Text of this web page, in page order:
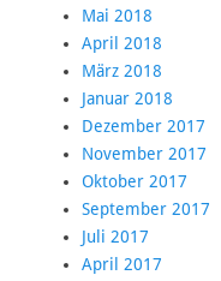
Mai 2018
April 2018
März 2018
Januar 2018
Dezember 2017
November 2017
Oktober 2017
September 2017
Juli 2017
April 2017